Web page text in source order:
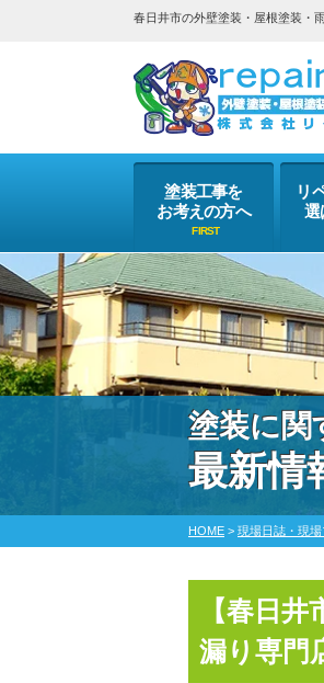
春日井市の外壁塗装・屋根塗装・
塗装工事を
お考えの方へ
リ
選
塗装に関
最新情
HOME > 現場日誌・現
【春日
漏り専門